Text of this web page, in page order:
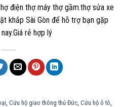
điện thợ máy thợ gầm.thợ sửa xe
khắp Sài Gòn để hỗ trợ bạn gặp
rẻ hợp lý
Cứu hộ giao thông thủ Đức Cứu hộ ô tô